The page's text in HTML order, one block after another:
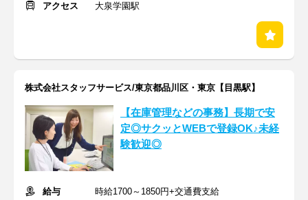
アクセス
大泉学園駅
株式会社スタッフサービス/東京都品川区・東京【目黒駅】
【在庫管理などの事務】長期で安
定◎サクッとWEBで登録OK♪未経
験歓迎◎
給与
時給1700～1850円+交通費支給